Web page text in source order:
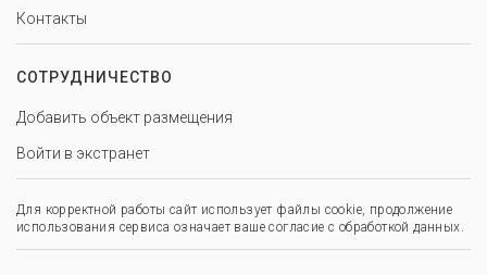
Контакты
СОТРУДНИЧЕСТВО
Добавить объект размещения
Войти в экстранет
Для корректной работы сайт использует файлы cookie, продолжение
использования сервиса означает ваше согласие с обработкой данных.